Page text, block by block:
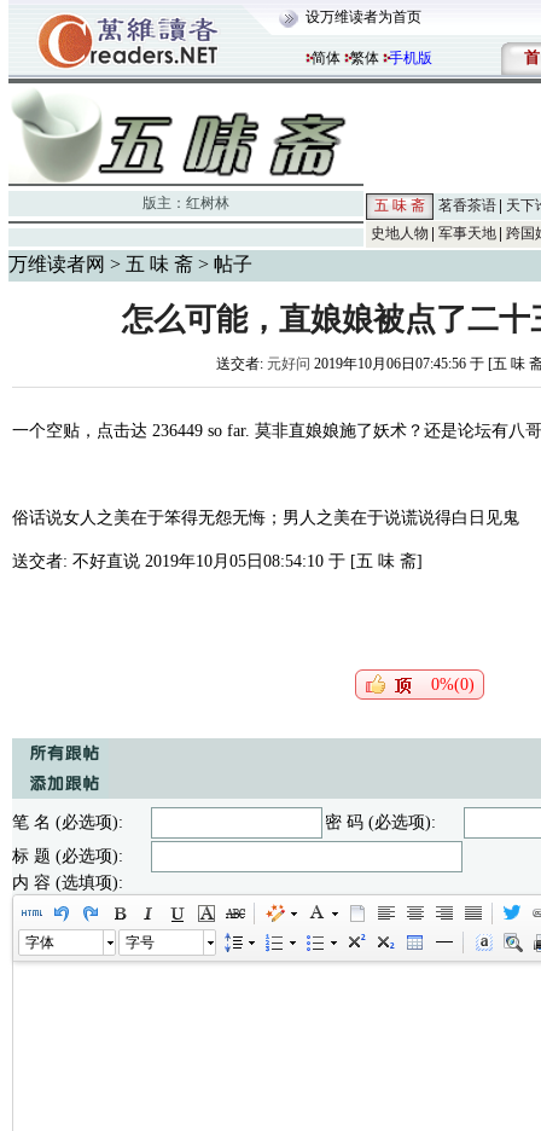
设万维读者为首页
简体 繁体 手机版 首
版主： 红树林 五 味 斋 茗香茶语
天下
史地人物
军事天地 跨国
万维读者网 > 五 味 斋 > 帖子
怎么可能，直娘娘被点了二十
送交者: 元好问 2019年10月06日07:45:56 于 [五 味
一个空贴，点击达 236449 so far. 莫非直娘娘施了妖术？还是论坛有八
俗话说女人之美在于笨得无怨无悔；男人之美在于说谎说得白日见鬼
送交者: 不好直说 2019年10月05日08:54:10 于 [五 味 斋]
0%(0)
笔 名 (必选项):
密 码 (必选项):
标 题 (必选项):
内 容 (选填项):
字体 字号